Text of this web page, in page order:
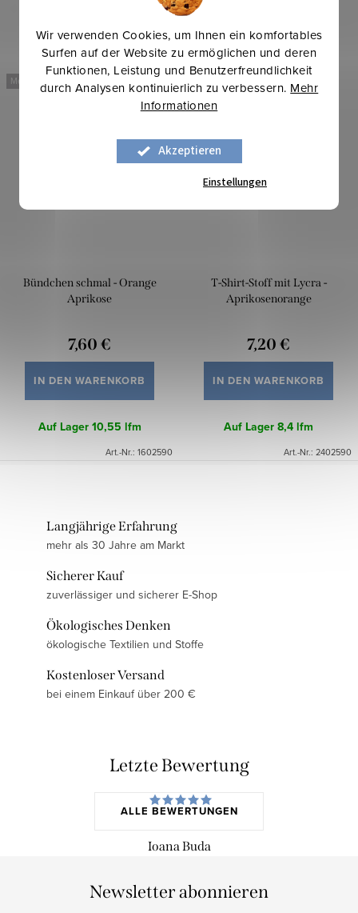
Wir verwenden Cookies, um Ihnen ein komfortables
Surfen auf der Website zu ermöglichen und deren
Funktionen, Leistung und Benutzerfreundlichkeit
durch Analysen kontinuierlich zu verbessern. Mehr
Informationen
Akzeptieren
Einstellungen
Mehr für weniger
Bündchen schmal - Orange
Aprikose
7,60 €
IN DEN WARENKORB
Auf Lager10,55 lfm
Art.-Nr.: 1602590
T-Shirt-Stoff mit Lycra -
Aprikosenorange
7,20 €
IN DEN WARENKORB
Auf Lager8,4 lfm
Art.-Nr.: 2402590
Langjährige Erfahrung
mehr als 30 Jahre am Markt
Sicherer Kauf
zuverlässiger und sicherer E-Shop
Ökologisches Denken
ökologische Textilien und Stoffe
Kostenloser Versand
bei einem Einkauf über 200 €
Letzte Bewertung
ALLE BEWERTUNGEN
Ioana Buda
Newsletter abonnieren